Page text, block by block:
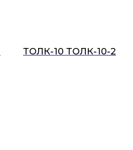
ТОЛК-10 ТОЛК-10-2